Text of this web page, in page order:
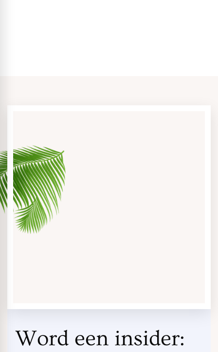
Word een insider: